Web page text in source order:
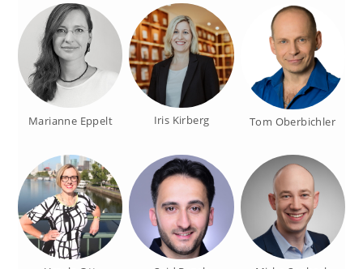
Marianne Eppelt Iris Kirberg Tom Oberbichler